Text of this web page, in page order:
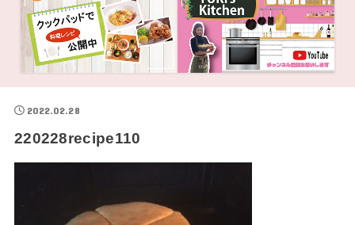
2022.02.28
220228recipe110